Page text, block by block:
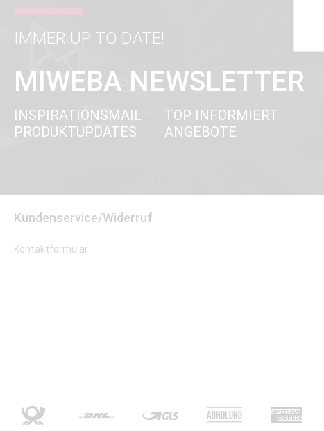
IMMER UP TO DATE!
MIWEBA NEWSLETTER
INSPIRATIONSMAIL
PRODUKTUPDATES
TOP INFORMIERT
ANGEBOTE
Kundenservice/Widerruf
Kontaktformular